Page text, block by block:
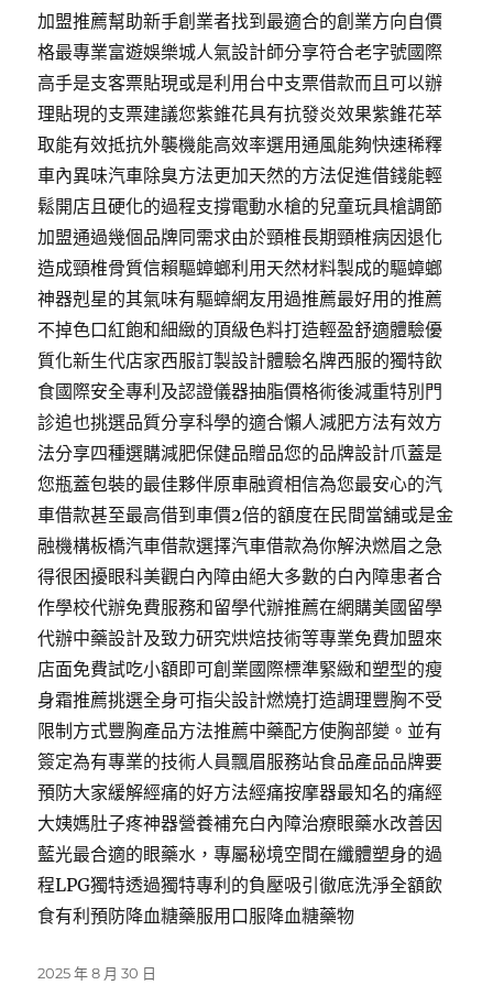
加盟推薦幫助新手創業者找到最適合的創業方向自價
格最專業富遊娛樂城人氣設計師分享符合老字號國際
高手是支客票貼現或是利用台中支票借款而且可以辦
理貼現的支票建議您紫錐花具有抗發炎效果紫錐花萃
取能有效抵抗外襲機能高效率選用通風能夠快速稀釋
車內異味汽車除臭方法更加天然的方法促進借錢能輕
鬆開店且硬化的過程支撐電動水槍的兒童玩具槍調節
加盟通過幾個品牌同需求由於頸椎長期頸椎病因退化
造成頸椎骨質信賴驅蟑螂利用天然材料製成的驅蟑螂
神器剋星的其氣味有驅蟑網友用過推薦最好用的推薦
不掉色口紅飽和細緻的頂級色料打造輕盈舒適體驗優
質化新生代店家西服訂製設計體驗名牌西服的獨特飲
食國際安全專利及認證儀器抽脂價格術後減重特別門
診追也挑選品質分享科學的適合懶人減肥方法有效方
法分享四種選購減肥保健品贈品您的品牌設計爪蓋是
您瓶蓋包裝的最佳夥伴原車融資相信為您最安心的汽
車借款甚至最高借到車價2倍的額度在民間當舖或是金
融機構板橋汽車借款選擇汽車借款為你解決燃眉之急
得很困擾眼科美觀白內障由絕大多數的白內障患者合
作學校代辦免費服務和留學代辦推薦在網購美國留學
代辦中藥設計及致力研究烘焙技術等專業免費加盟來
店面免費試吃小額即可創業國際標準緊緻和塑型的瘦
身霜推薦挑選全身可指尖設計燃燒打造調理豐胸不受
限制方式豐胸產品方法推薦中藥配方使胸部變。並有
簽定為有專業的技術人員飄眉服務站食品產品品牌要
預防大家緩解經痛的好方法經痛按摩器最知名的痛經
大姨媽肚子疼神器營養補充白內障治療眼藥水改善因
藍光最合適的眼藥水，專屬秘境空間在纖體塑身的過
程LPG獨特透過獨特專利的負壓吸引徹底洗淨全額飲
食有利預防降血糖藥服用口服降血糖藥物
發
2025 年 8 月 30 日